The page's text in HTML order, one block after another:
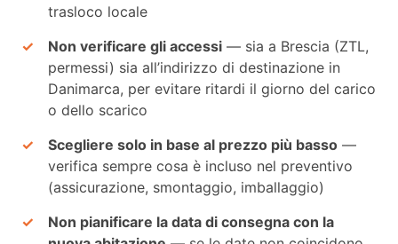
trasloco locale
Non verificare gli accessi — sia a Brescia (ZTL,
permessi) sia all’indirizzo di destinazione in
Danimarca, per evitare ritardi il giorno del carico
o dello scarico
Scegliere solo in base al prezzo più basso —
verifica sempre cosa è incluso nel preventivo
(assicurazione, smontaggio, imballaggio)
Non pianificare la data di consegna con la